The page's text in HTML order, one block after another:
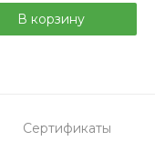
В корзину
Сертификаты